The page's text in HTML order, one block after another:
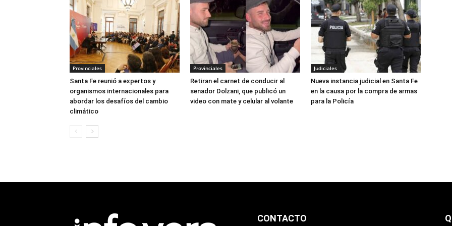
Provinciales
Santa Fe reunió a expertos y
organismos internacionales para
abordar los desafíos del cambio
climático
Provinciales
Retiran el carnet de conducir al
senador Dolzani, que publicó un
video con mate y celular al volante
Judiciales
Nueva instancia judicial en Santa Fe
en la causa por la compra de armas
para la Policía
CONTACTO